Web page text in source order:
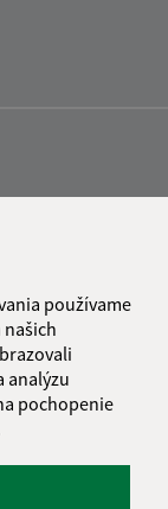
používame
analýzu
pochopenie